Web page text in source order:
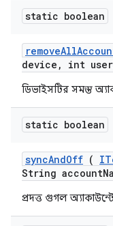
static boolean
removeAll
device , int user
ডিভাইসটির সমস্ত
static boolean
syncAndOff (
String account
প্রদত্ত গুগল